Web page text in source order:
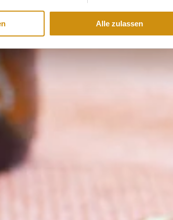
Alle zulassen